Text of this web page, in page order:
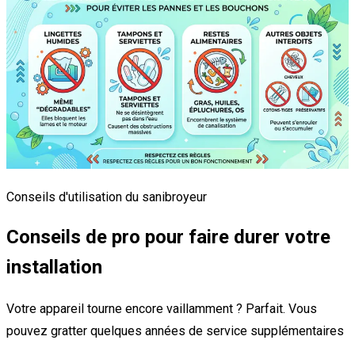
Conseils d'utilisation du sanibroyeur
Conseils de pro pour faire durer votre
installation
Votre appareil tourne encore vaillamment ? Parfait. Vous
pouvez gratter quelques années de service supplémentaires